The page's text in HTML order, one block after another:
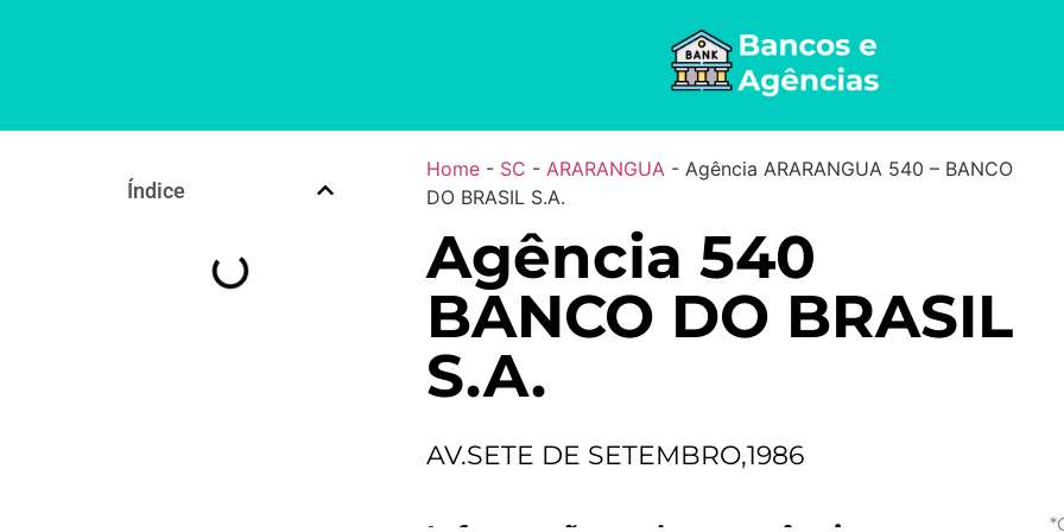
Índice
Home- SC - ARARANGUA - Agência ARARANGUA 540 – BANCO
DO BRASIL S.A.
Agência 540
BANCO DO BRASIL
S.A.
AV.SETE DE SETEMBRO,1986